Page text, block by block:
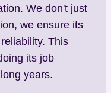
We don't just
we ensure its
This
its job
years.